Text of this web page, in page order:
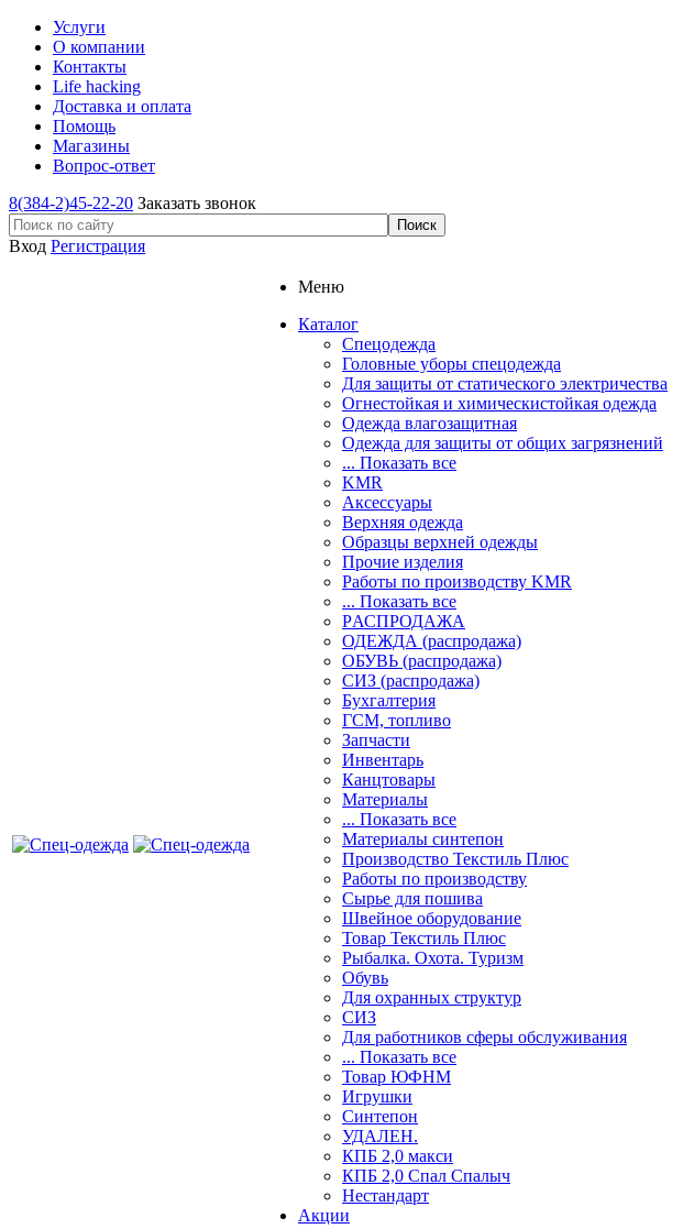
Услуги
О компании
Контакты
Life hacking
Доставка и оплата
Помощь
Магазины
Вопрос-ответ
8(384-2)45-22-20 Заказать звонок
Вход Регистрация
Меню
Каталог
Спецодежда
Головные уборы спецодежда
Для защиты от статического электричества
Огнестойкая и химическистойкая одежда
Одежда влагозащитная
Одежда для защиты от общих загрязнений
... Показать все
KMR
Аксессуары
Верхняя одежда
Образцы верхней одежды
Прочие изделия
Работы по производству KMR
... Показать все
PАСПРОДАЖА
ОДЕЖДА (распродажа)
ОБУВЬ (распродажа)
СИЗ (распродажа)
Бухгалтерия
ГСМ, топливо
Запчасти
Инвентарь
Канцтовары
Материалы
... Показать все
Материалы синтепон
Производство Текстиль Плюс
Работы по производству
Сырье для пошива
Швейное оборудование
Товар Текстиль Плюс
Рыбалка. Охота. Туризм
Обувь
Для охранных структур
СИЗ
Для работников сферы обслуживания
... Показать все
Товар ЮФНМ
Игрушки
Синтепон
УДАЛЕН.
КПБ 2,0 макси
КПБ 2,0 Спал Спалыч
Нестандарт
Акции